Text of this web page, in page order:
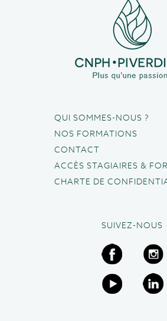
QUI SOMMES-NOUS ?
NOS FORMATIONS
CONTACT
ACCÈS STAGIAIRES &
CHARTE DE
SUIVEZ-NOUS